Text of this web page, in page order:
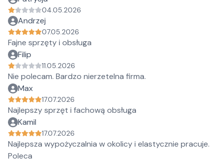
04.05.2026
Andrzej
07.05.2026
Fajne sprzęty i obsługa
Filip
11.05.2026
Nie polecam. Bardzo nierzetelna firma.
Max
17.07.2026
Najlepszy sprzęt i fachową obsługa
Kamil
17.07.2026
Najlepsza wypożyczalnia w okolicy i elastycznie pracuje.
Poleca